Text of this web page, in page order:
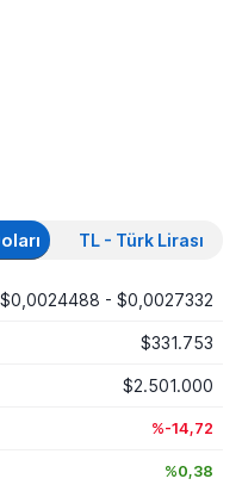
TL - Türk Lirası
$0,0024488 - $0,0027332
$331.753
$2.501.000
%-14,72
%0,38